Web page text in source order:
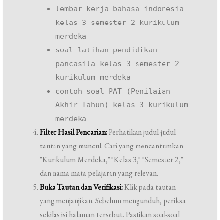
lembar kerja bahasa indonesia
kelas 3 semester 2 kurikulum
merdeka
soal latihan pendidikan
pancasila kelas 3 semester 2
kurikulum merdeka
contoh soal PAT (Penilaian
Akhir Tahun) kelas 3 kurikulum
merdeka
Filter Hasil Pencarian:Perhatikan judul-judul
tautan yang muncul. Cari yang mencantumkan
"Kurikulum Merdeka," "Kelas 3," "Semester 2,"
dan nama mata pelajaran yang relevan.
Buka Tautan dan Verifikasi:Klik pada tautan
yang menjanjikan. Sebelum mengunduh, periksa
sekilas isi halaman tersebut. Pastikan soal-soal